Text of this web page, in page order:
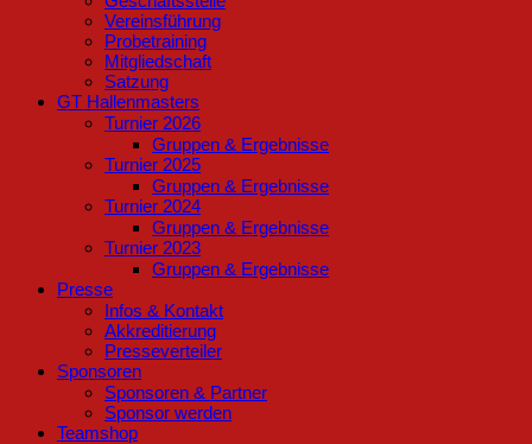
Vereinsführung
Probetraining
Mitgliedschaft
Satzung
GT Hallenmasters
Turnier 2026
Gruppen & Ergebnisse
Turnier 2025
Gruppen & Ergebnisse
Turnier 2024
Gruppen & Ergebnisse
Turnier 2023
Gruppen & Ergebnisse
Presse
Infos & Kontakt
Akkreditierung
Presseverteiler
Sponsoren
Sponsoren & Partner
Sponsor werden
Teamshop